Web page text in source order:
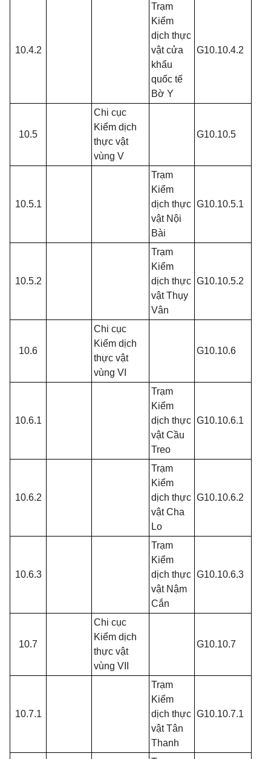
10.4.2
Trạm
Kiểm
dịch thực
vật cửa
khẩu
quốc tế
Bờ Y
G10.10.4.2
10.5
Chi cục
Kiểm dịch
thực vật
vùng V
G10.10.5
10.5.1
Trạm
Kiểm
dịch thực
vật Nội
Bài
G10.10.5.1
10.5.2
Trạm
Kiểm
dịch thực
vật Thụy
Vân
G10.10.5.2
10.6
Chi cục
Kiểm dịch
thực vật
vùng VI
G10.10.6
10.6.1
Trạm
Kiểm
dịch thực
vật Cầu
Treo
G10.10.6.1
10.6.2
Trạm
Kiểm
dịch thực
vật Cha
Lo
G10.10.6.2
10.6.3
Trạm
Kiểm
dịch thực
vật Nậm
Cắn
G10.10.6.3
10.7
Chi cục
Kiểm dịch
thực vật
vùng VII
G10.10.7
10.7.1
Trạm
Kiểm
dịch thực
vật Tân
Thanh
G10.10.7.1